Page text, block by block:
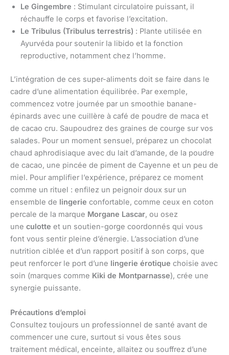
Le Gingembre : Stimulant circulatoire puissant, il
réchauffe le corps et favorise l’excitation.
Le Tribulus (Tribulus terrestris) : Plante utilisée en
Ayurvéda pour soutenir la libido et la fonction
reproductive, notamment chez l’homme.
L’intégration de ces super-aliments doit se faire dans le
cadre d’une alimentation équilibrée. Par exemple,
commencez votre journée par un smoothie banane-
épinards avec une cuillère à café de poudre de maca et
de cacao cru. Saupoudrez des graines de courge sur vos
salades. Pour un moment sensuel, préparez un chocolat
chaud aphrodisiaque avec du lait d’amande, de la poudre
de cacao, une pincée de piment de Cayenne et un peu de
miel. Pour amplifier l’expérience, préparez ce moment
comme un rituel : enfilez un peignoir doux sur un
ensemble de lingerie confortable, comme ceux en coton
percale de la marque Morgane Lascar, ou osez
une culotte et un soutien-gorge coordonnés qui vous
font vous sentir pleine d’énergie. L’association d’une
nutrition ciblée et d’un rapport positif à son corps, que
peut renforcer le port d’une lingerie érotique choisie avec
soin (marques comme Kiki de Montparnasse), crée une
synergie puissante.
Précautions d’emploi
Consultez toujours un professionnel de santé avant de
commencer une cure, surtout si vous êtes sous
traitement médical, enceinte, allaitez ou souffrez d’une